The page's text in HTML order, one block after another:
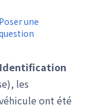
Poser une
les
ont été